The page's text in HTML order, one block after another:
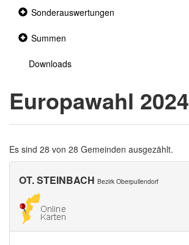
Collapsed
Sonderauswertungen
Collapsed
Summen
Downloads
Europawahl 2024
Es sind 28 von 28 Gemeinden ausgezählt.
OT. STEINBACH Bezirk Oberpullendorf